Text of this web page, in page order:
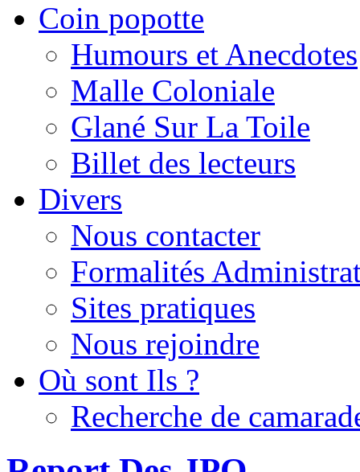
Coin popotte
Humours et Anecdotes
Malle Coloniale
Glané Sur La Toile
Billet des lecteurs
Divers
Nous contacter
Formalités
Sites pratiques
Nous rejoindre
Où sont Ils ?
Recherche de